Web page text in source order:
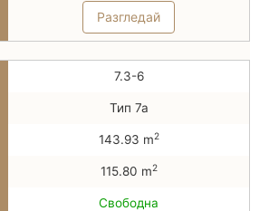
Разгледай
7.3-6
Тип 7а
143.93 m2
115.80 m2
Свободна